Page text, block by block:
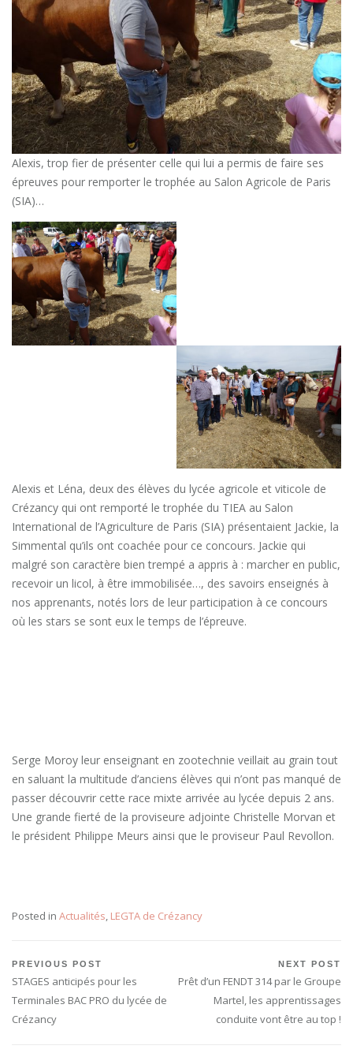
Alexis, trop fier de présenter celle qui lui a permis de faire ses
épreuves pour remporter le trophée au Salon Agricole de Paris
(SIA)…
Alexis et Léna, deux des élèves du lycée agricole et viticole de
Crézancy qui ont remporté le trophée du TIEA au Salon
International de l’Agriculture de Paris (SIA) présentaient Jackie, la
Simmental qu’ils ont coachée pour ce concours. Jackie qui
malgré son caractère bien trempé a appris à : marcher en public,
recevoir un licol, à être immobilisée…, des savoirs enseignés à
nos apprenants, notés lors de leur participation à ce concours
où les stars se sont eux le temps de l’épreuve.
Serge Moroy leur enseignant en zootechnie veillait au grain tout
en saluant la multitude d’anciens élèves qui n’ont pas manqué de
passer découvrir cette race mixte arrivée au lycée depuis 2 ans.
Une grande fierté de la proviseure adjointe Christelle Morvan et
le président Philippe Meurs ainsi que le proviseur Paul Revollon.
Posted in Actualités, LEGTA de Crézancy
Navigation
de
l’article
PREVIOUS POST
Previous
Post:
STAGES anticipés pour les
Terminales BAC PRO du lycée de
Crézancy
NEXT POST
Next
Prêt d’un FENDT 314 par le Groupe
Martel, les apprentissages
conduite vont être au top !